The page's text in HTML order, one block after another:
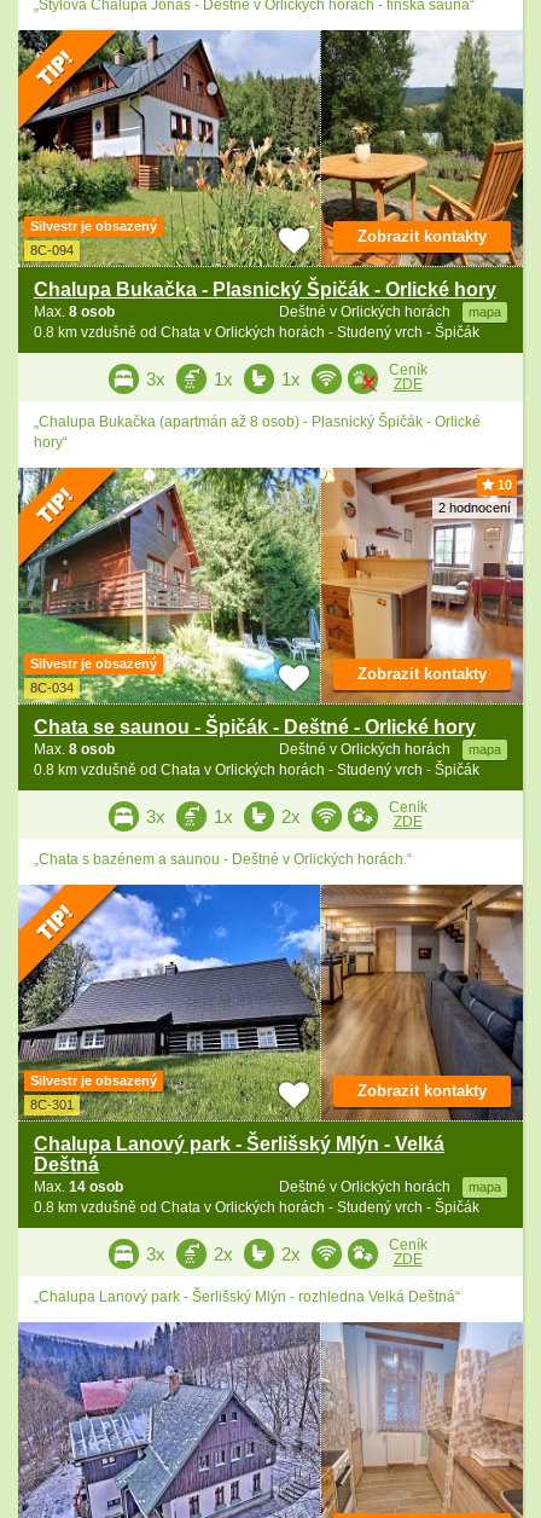
„Stylová Chalupa Jonáš - Deštné v Orlických horách - finská sauna“
Silvestr je obsazený
8C-094
Chalupa Bukačka - Plasnický Špičák - Orlické hory
Deštné v Orlických horách mapa
Max. 8 osob
0.8 km vzdušně od Chata v Orlických horách - Studený vrch - Špičák
Zobrazit kontakty
3x 1x 1x
Ceník
ZDE
„Chalupa Bukačka (apartmán až 8 osob) - Plasnický Špičák - Orlické
hory“
10
2 hodnocení
Silvestr je obsazený
8C-034
Chata se saunou - Špičák - Deštné - Orlické hory
Deštné v Orlických horách mapa
Max. 8 osob
0.8 km vzdušně od Chata v Orlických horách - Studený vrch - Špičák
Zobrazit kontakty
3x 1x 2x
Ceník
ZDE
„Chata s bazénem a saunou - Deštné v Orlických horách.“
Silvestr je obsazený
8C-301
Chalupa Lanový park - Šerlišský Mlýn - Velká
Deštná
Deštné v Orlických horách mapa
Max. 14 osob
0.8 km vzdušně od Chata v Orlických horách - Studený vrch - Špičák
Zobrazit kontakty
3x 2x 2x
Ceník
ZDE
„Chalupa Lanový park - Šerlišský Mlýn - rozhledna Velká Deštná“